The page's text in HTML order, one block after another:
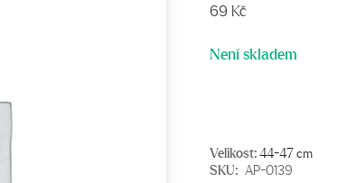
69 Kč
Není skladem
Velikost:44-47 cm
SKU: AP-0139